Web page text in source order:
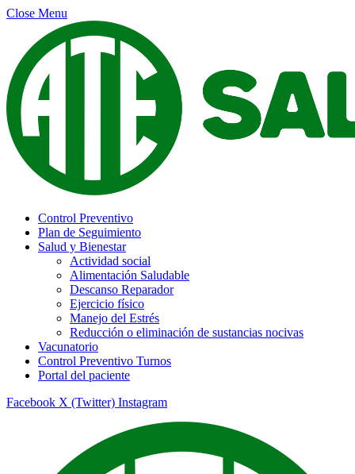
Close Menu
Control Preventivo
Plan de Seguimiento
Salud y Bienestar
Actividad social
Alimentación Saludable
Descanso Reparador
Ejercicio físico
Manejo del Estrés
Reducción o eliminación de sustancias nocivas
Vacunatorio
Control Preventivo Turnos
Portal del paciente
Facebook X (Twitter) Instagram